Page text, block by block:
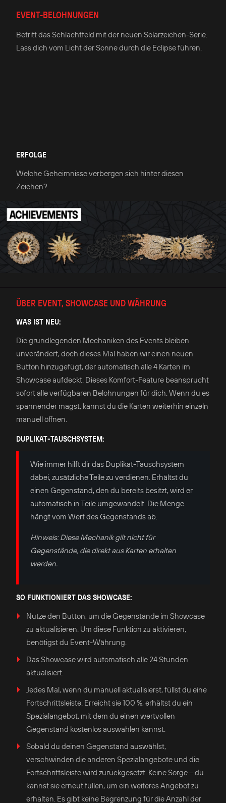
EVENT-BELOHNUNGEN
Betritt das Schlachtfeld mit der neuen Solarzeichen-Serie.
Lass dich vom Licht der Sonne durch die Eclipse führen.
ERFOLGE
Welche Geheimnisse verbergen sich hinter diesen
Zeichen?
ÜBER EVENT, SHOWCASE UND WÄHRUNG
WAS IST NEU:
Die grundlegenden Mechaniken des Events bleiben
unverändert, doch dieses Mal haben wir einen neuen
Button hinzugefügt, der automatisch alle 4 Karten im
Showcase aufdeckt. Dieses Komfort-Feature beansprucht
sofort alle verfügbaren Belohnungen für dich. Wenn du es
spannender magst, kannst du die Karten weiterhin einzeln
manuell öffnen.
DUPLIKAT-TAUSCHSYSTEM:
Wie immer hilft dir das Duplikat-Tauschsystem
dabei, zusätzliche Teile zu verdienen. Erhältst du
einen Gegenstand, den du bereits besitzt, wird er
automatisch in Teile umgewandelt. Die Menge
hängt vom Wert des Gegenstands ab.
Hinweis: Diese Mechanik gilt nicht für
Gegenstände, die direkt aus Karten erhalten
werden.
SO FUNKTIONIERT DAS SHOWCASE:
Nutze den Button, um die Gegenstände im Showcase
zu aktualisieren. Um diese Funktion zu aktivieren,
benötigst du Event-Währung.
Das Showcase wird automatisch alle 24 Stunden
aktualisiert.
Jedes Mal, wenn du manuell aktualisierst, füllst du eine
Fortschrittsleiste. Erreicht sie 100 %, erhältst du ein
Spezialangebot, mit dem du einen wertvollen
Gegenstand kostenlos auswählen kannst.
Sobald du deinen Gegenstand auswählst,
verschwinden die anderen Spezialangebote und die
Fortschrittsleiste wird zurückgesetzt. Keine Sorge – du
kannst sie erneut füllen, um ein weiteres Angebot zu
erhalten. Es gibt keine Begrenzung für die Anzahl der